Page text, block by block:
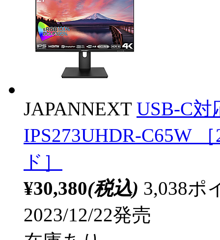
JAPANNEXT USB-C対
IPS273UHDR-C65W
ド］
¥30,380(税込) 3,038ポ
2023/12/22発売